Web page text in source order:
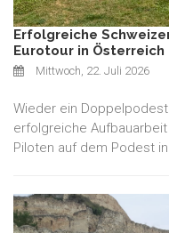
Erfolgreiche
Eurotour in Österreich
Mittwoch, 22. Juli 2026
Wieder ein
erfolgreiche
Piloten auf dem Podest